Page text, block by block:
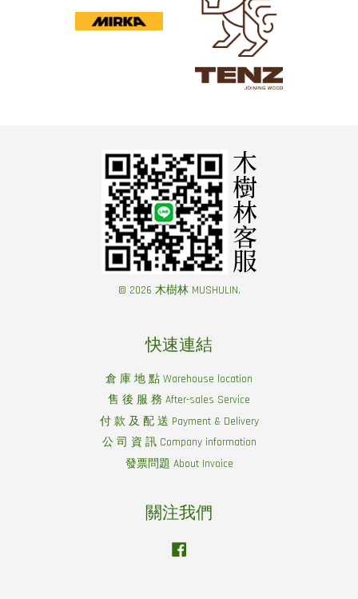
© 2026 木樹林 MUSHULIN.
快速連結
倉 庫 地 點 Warehouse location
售 後 服 務 After-sales Service
付 款 及 配 送 Payment & Delivery
公 司 資 訊 Company information
發票問題 About Invoice
關注我們